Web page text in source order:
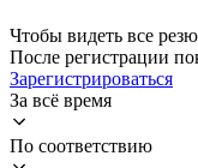
Чтобы видеть все
После регистрации
Зарегистрироваться
За всё время
По соответствию